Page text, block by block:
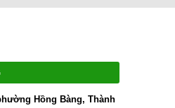
Hồng Bàng, Thành